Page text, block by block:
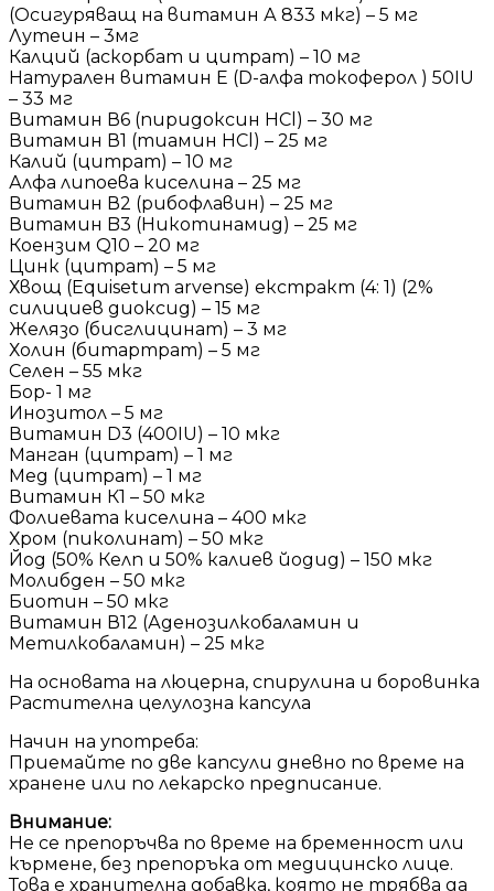
(Осигуряващ на витамин А 833 мкг) – 5 мг
Лутеин – 3мг
Калций (аскорбат и цитрат) – 10 мг
Натурален витамин Е (D-алфа токоферол ) 50IU
– 33 мг
Витамин В6 (пиридоксин HCl) – 30 мг
Витамин В1 (тиамин HCl) – 25 мг
Калий (цитрат) – 10 мг
Алфа липоева киселина – 25 мг
Витамин В2 (рибофлавин) – 25 мг
Витамин B3 (Никотинамид) – 25 мг
Коензим Q10 – 20 мг
Цинк (цитрат) – 5 мг
Хвощ (Equisetum arvense) екстракт (4: 1) (2%
силициев диоксид) – 15 мг
Желязо (бисглицинат) – 3 мг
Холин (битартрат) – 5 мг
Селен – 55 мкг
Бор- 1 мг
Инозитол – 5 мг
Витамин D3 (400IU) – 10 мкг
Манган (цитрат) – 1 мг
Мед (цитрат) – 1 мг
Витамин К1 – 50 мкг
Фолиевата киселина – 400 мкг
Хром (пиколинат) – 50 мкг
Йод (50% Келп и 50% калиев йодид) – 150 мкг
Молибден – 50 мкг
Биотин – 50 мкг
Витамин В12 (Аденозилкобаламин и
Метилкобаламин) – 25 мкг
На основата на люцерна, спирулина и боровинка
Растителна целулозна капсула
Начин на употреба:
Приемайте по две капсули дневно по време на
хранене или по лекарско предписание.
Внимание:
Не се препоръчва по време на бременност или
кърмене, без препоръка от медицинско лице.
Това е хранителна добавка, която не трябва да